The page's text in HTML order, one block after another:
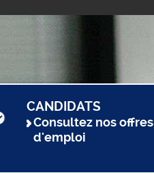
CANDIDATS
Consultez nos offres
d'emploi